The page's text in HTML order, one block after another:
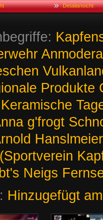
Detailansicht
Produkte
Keramische
g'frogt
Hanslmeier
(Sportverein
Neigs
Hinzugefügt am